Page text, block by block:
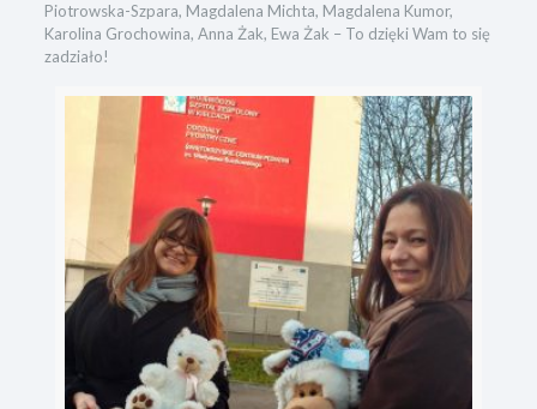
Piotrowska-Szpara, Magdalena Michta, Magdalena Kumor,
Karolina Grochowina, Anna Żak, Ewa Żak – To dzięki Wam to się
zadziało!